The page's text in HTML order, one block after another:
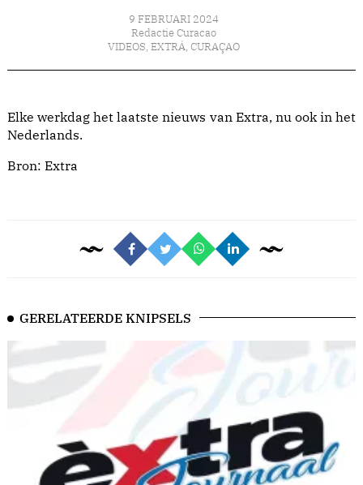
9 FEBRUARI 2024
Redactie Curacao
VIDEOS, EXTRÁ, CURAÇAO
Elke werkdag het laatste nieuws van Extra, nu ook in het
Nederlands.
Bron: Extra
GERELATEERDE KNIPSELS